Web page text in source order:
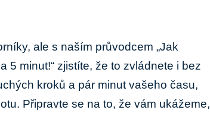
ale s naším průvodcem „Jak
minut!“ zjistíte, že to zvládnete i bez
kroků a pár minut vašeho času,
Připravte se na to, že vám ukážeme,